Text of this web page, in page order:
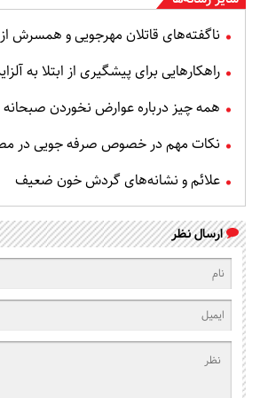
ناگفته‌های قاتلان مهرجویی و همسرش
راهکارهایی برای پیشگیری از ابتلا به
همه چیز درباره عوارض نخوردن صبحانه
نکات مهم در خصوص صرفه جویی در
علائم و نشانه‌های گردش خون ضعیف
ارسال نظر